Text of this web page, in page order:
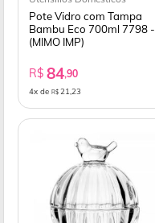
Pote Vidro com Tampa
Bambu Eco 700ml 7798 -
(MIMO IMP)
R$ 84,90
4x de R$ 21,23